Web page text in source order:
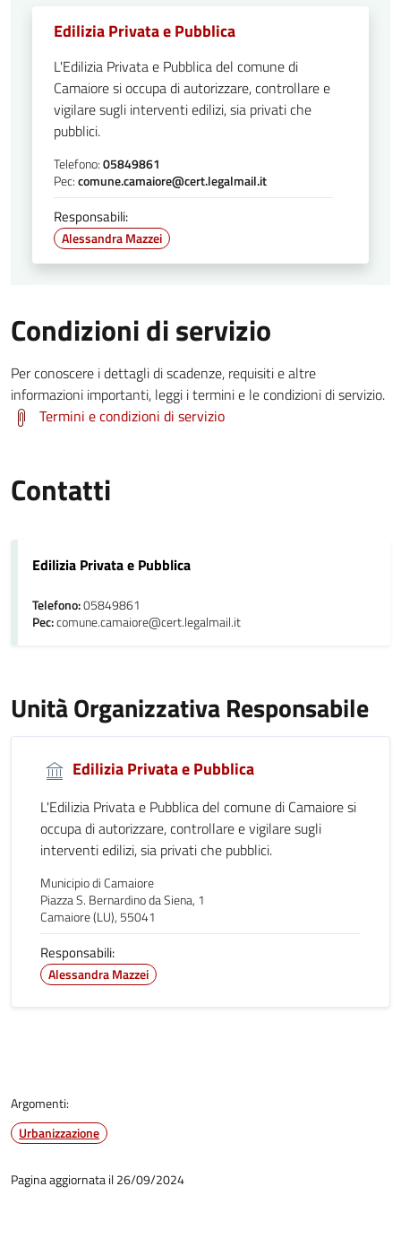
Edilizia Privata e Pubblica
L'Edilizia Privata e Pubblica del comune di
Camaiore si occupa di autorizzare, controllare e
vigilare sugli interventi edilizi, sia privati che
pubblici.
Telefono:05849861
Pec:comune.camaiore@cert.legalmail.it
Responsabili:
Alessandra Mazzei
Condizioni di servizio
Per conoscere i dettagli di scadenze, requisiti e altre
informazioni importanti, leggi i termini e le condizioni di servizio.
Termini e condizioni di servizio
Contatti
Edilizia Privata e Pubblica
Telefono:05849861
Pec:comune.camaiore@cert.legalmail.it
Unità Organizzativa Responsabile
Edilizia Privata e Pubblica
L'Edilizia Privata e Pubblica del comune di Camaiore si
occupa di autorizzare, controllare e vigilare sugli
interventi edilizi, sia privati che pubblici.
Municipio di Camaiore
Piazza S. Bernardino da Siena, 1
Camaiore (LU), 55041
Responsabili:
Alessandra Mazzei
Argomenti:
Urbanizzazione
Pagina aggiornata il 26/09/2024